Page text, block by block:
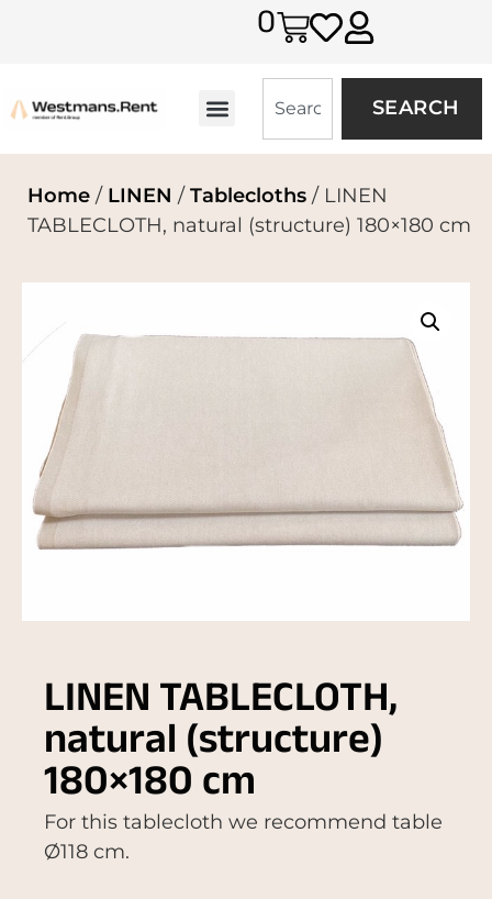
0
SEARCH
Home / LINEN / Tablecloths / LINEN
TABLECLOTH, natural (structure) 180×180 cm
LINEN TABLECLOTH,
natural (structure)
180×180 cm
For this tablecloth we recommend table
Ø118 cm.